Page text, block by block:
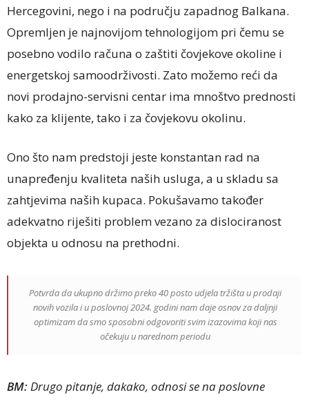
Hercegovini, nego i na području zapadnog Balkana.
Opremljen je najnovijom tehnologijom pri čemu se
posebno vodilo računa o zaštiti čovjekove okoline i
energetskoj samoodrživosti. Zato možemo reći da
novi prodajno-servisni centar ima mnoštvo prednosti
kako za klijente, tako i za čovjekovu okolinu.
Ono što nam predstoji jeste konstantan rad na
unapređenju kvaliteta naših usluga, a u skladu sa
zahtjevima naših kupaca. Pokušavamo također
adekvatno riješiti problem vezano za dislociranost
objekta u odnosu na prethodni.
Potvrda da ukupno držimo preko 40 posto udjela tržišta u prodaji
novih vozila i u poslovnoj 2024. godini nam daje osnov za daljnji
optimizam da smo sposobni odgovoriti svim izazovima koji nas
očekuju u narednom periodu
BM: Drugo pitanje, dakako, odnosi se na poslovne